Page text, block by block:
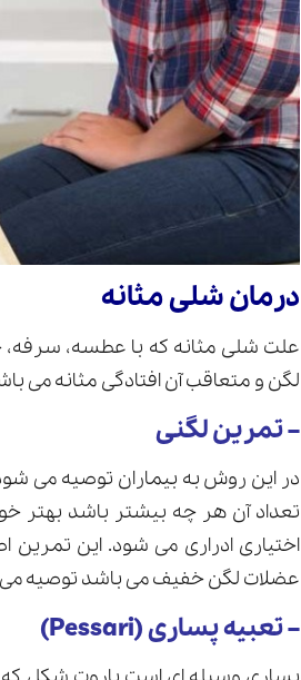
درمان شلی مثانه
علت شلی مثانه که با عطسه،
لگن و متعاقب آن افتادگی مثانه می
– تمرین لگنی
تعداد آن هر چه بیشتر باشد بهتر
اختیاری ادراری می شود. این
عضلات لگن خفیف می باشد توصیه
– تعبیه پساری (Pessari)